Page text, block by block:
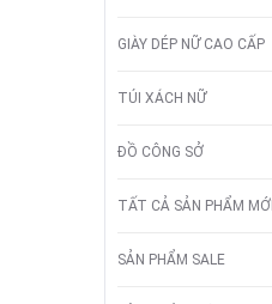
GIÀY DÉP NỮ CAO CẤP
TÚI XÁCH NỮ
ĐỒ CÔNG SỞ
TẤT CẢ SẢN PHẨM MỚI
SẢN PHẨM SALE